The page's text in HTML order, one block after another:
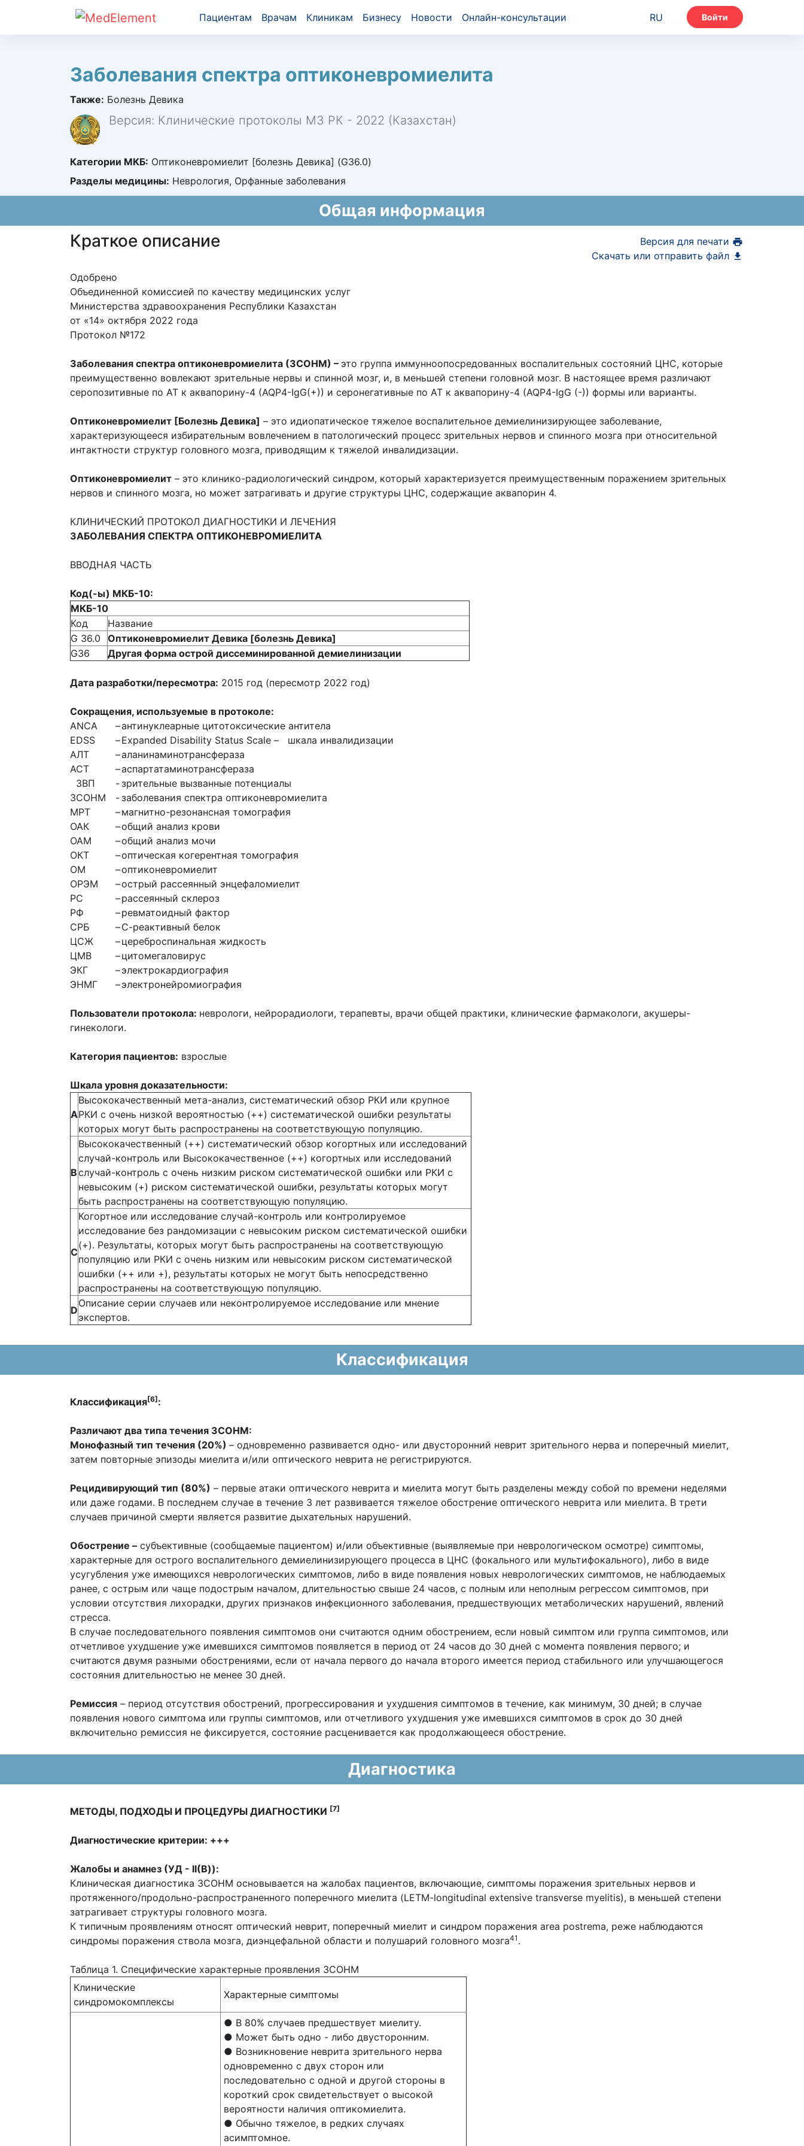
Пациентам Врачам Клиникам Бизнесу Новости Онлайн-консультации RU Войти
Заболевания спектра оптиконевромиелита
Также: Болезнь Девика
Версия: Клинические протоколы МЗ РК - 2022 (Казахстан)
Категории МКБ: Оптиконевромиелит [болезнь Девика] (G36.0)
Разделы медицины: Неврология, Орфанные заболевания
Общая информация
Версия для печати
Скачать или отправить файл
Краткое описание
Одобрено
Объединенной комиссией по качеству медицинских услуг
Министерства здравоохранения Республики Казахстан
от «14» октября 2022 года
Протокол №172
Заболевания спектра оптиконевромиелита (ЗСОНМ) – это группа иммунноопосредованных воспалительных состояний ЦНС, которые
преимущественно вовлекают зрительные нервы и спинной мозг, и, в меньшей степени головной мозг. В настоящее время различают
серопозитивные по АТ к аквапорину-4 (AQP4-IgG(+)) и серонегативные по АТ к аквапорину-4 (AQP4-IgG (-)) формы или варианты.
Оптиконевромиелит [Болезнь Девика] – это идиопатическое тяжелое воспалительное демиелинизирующее заболевание,
характеризующееся избирательным вовлечением в патологический процесс зрительных нервов и спинного мозга при относительной
интактности структур головного мозга, приводящим к тяжелой инвалидизации.
Оптиконевромиелит – это клинико-радиологический синдром, который характеризуется преимущественным поражением зрительных
нервов и спинного мозга, но может затрагивать и другие структуры ЦНС, содержащие аквапорин 4.
КЛИНИЧЕСКИЙ ПРОТОКОЛ ДИАГНОСТИКИ И ЛЕЧЕНИЯ
ЗАБОЛЕВАНИЯ СПЕКТРА ОПТИКОНЕВРОМИЕЛИТА
ВВОДНАЯ ЧАСТЬ
Код(-ы) МКБ-10:
МКБ-10
Код
Название
G 36.0
Оптиконевромиелит Девика [болезнь Девика]
G36
Другая форма острой диссеминированной демиелинизации
Дата разработки/пересмотра: 2015 год (пересмотр 2022 год)
Сокращения, используемые в протоколе:
ANCA
–антинуклеарные цитотоксические антитела
EDSS
–Expanded Disability Status Scale – шкала инвалидизации
АЛТ
–аланинаминотрансфераза
АСТ
–аспартатаминотрансфераза
ЗВП
-зрительные вызванные потенциалы
ЗСОНМ
-заболевания спектра оптиконевромиелита
МРТ
–магнитно-резонансная томография
ОАК
–общий анализ крови
ОАМ
–общий анализ мочи
ОКТ
–оптическая когерентная томография
ОМ
–оптиконевромиелит
ОРЭМ
–острый рассеянный энцефаломиелит
РС
–рассеянный склероз
РФ
–ревматоидный фактор
СРБ
–С-реактивный белок
ЦСЖ
–цереброспинальная жидкость
ЦМВ
–цитомегаловирус
ЭКГ
–электрокардиография
ЭНМГ
–электронейромиография
Пользователи протокола: неврологи, нейрорадиологи, терапевты, врачи общей практики, клинические фармакологи, акушеры-
гинекологи.
Категория пациентов: взрослые
Шкала уровня доказательности:
А
Высококачественный мета-анализ, систематический обзор РКИ или крупное
РКИ с очень низкой вероятностью (++) систематической ошибки результаты
которых могут быть распространены на соответствующую популяцию.
В
Высококачественный (++) систематический обзор когортных или исследований
случай-контроль или Высококачественное (++) когортных или исследований
случай-контроль с очень низким риском систематической ошибки или РКИ с
невысоким (+) риском систематической ошибки, результаты которых могут
быть распространены на соответствующую популяцию.
С
Когортное или исследование случай-контроль или контролируемое
исследование без рандомизации с невысоким риском систематической ошибки
(+). Результаты, которых могут быть распространены на соответствующую
популяцию или РКИ с очень низким или невысоким риском систематической
ошибки (++ или +), результаты которых не могут быть непосредственно
распространены на соответствующую популяцию.
D
Описание серии случаев или неконтролируемое исследование или мнение
экспертов.
Классификация
Классификация[6]:
Различают два типа течения ЗСОНМ:
Монофазный тип течения (20%) – одновременно развивается одно- или двусторонний неврит зрительного нерва и поперечный миелит,
затем повторные эпизоды миелита и/или оптического неврита не регистрируются.
Рецидивирующий тип (80%) – первые атаки оптического неврита и миелита могут быть разделены между собой по времени неделями
или даже годами. В последнем случае в течение 3 лет развивается тяжелое обострение оптического неврита или миелита. В трети
случаев причиной смерти является развитие дыхательных нарушений.
Обострение – субъективные (сообщаемые пациентом) и/или объективные (выявляемые при неврологическом осмотре) симптомы,
характерные для острого воспалительного демиелинизирующего процесса в ЦНС (фокального или мультифокального), либо в виде
усугубления уже имеющихся неврологических симптомов, либо в виде появления новых неврологических симптомов, не наблюдаемых
ранее, с острым или чаще подострым началом, длительностью свыше 24 часов, с полным или неполным регрессом симптомов, при
условии отсутствия лихорадки, других признаков инфекционного заболевания, предшествующих метаболических нарушений, явлений
стресса.
В случае последовательного появления симптомов они считаются одним обострением, если новый симптом или группа симптомов, или
отчетливое ухудшение уже имевшихся симптомов появляется в период от 24 часов до 30 дней с момента появления первого; и
считаются двумя разными обострениями, если от начала первого до начала второго имеется период стабильного или улучшающегося
состояния длительностью не менее 30 дней.
Ремиссия – период отсутствия обострений, прогрессирования и ухудшения симптомов в течение, как минимум, 30 дней; в случае
появления нового симптома или группы симптомов, или отчетливого ухудшения уже имевшихся симптомов в срок до 30 дней
включительно ремиссия не фиксируется, состояние расценивается как продолжающееся обострение.
Диагностика
МЕТОДЫ, ПОДХОДЫ И ПРОЦЕДУРЫ ДИАГНОСТИКИ [7]
Диагностические критерии: +++
Жалобы и анамнез (УД - II(В)):
Клиническая диагностика ЗСОНМ основывается на жалобах пациентов, включающие, симптомы поражения зрительных нервов и
протяженного/продольно-распространенного поперечного миелита (LETM-longitudinal extensive transverse myelitis), в меньшей степени
затрагивает структуры головного мозга.
К типичным проявлениям относят оптический неврит, поперечный миелит и синдром поражения area postrema, реже наблюдаются
синдромы поражения ствола мозга, диэнцефальной области и полушарий головного мозга41 .
Таблица 1. Специфические характерные проявления ЗСОНМ
Клинические
синдромокомплексы
Характерные симптомы
● В 80% случаев предшествует миелиту.
● Может быть одно - либо двусторонним.
● Возникновение неврита зрительного нерва
одновременно с двух сторон или
последовательно с одной и другой стороны в
короткий срок свидетельствует о высокой
вероятности наличия оптикомиелита.
● Обычно тяжелое, в редких случаях
асимптомное.